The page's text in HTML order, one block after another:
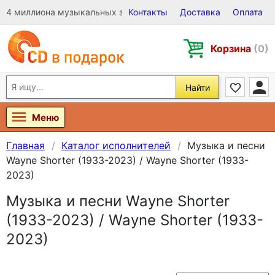
4 миллиона музыкальных записей на Виниле, CD и DVD
Контакты Доставка Оплата
Корзина (0)
Найти
Меню
Главная Каталог исполнителей
Музыка и песни
Wayne Shorter (1933-2023) / Wayne Shorter (1933-
2023)
Музыка и песни Wayne Shorter
(1933-2023) / Wayne Shorter (1933-
2023)